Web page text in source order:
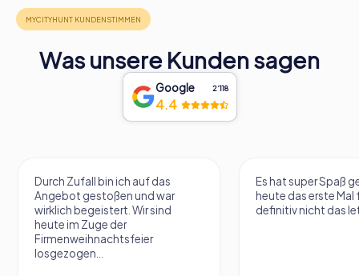
Was unsere Kunden sagen
Google 2‘118
4.4
Es hat super Spaß gemacht. War
heute das erste Mal für uns aber
definitiv nicht das letzte Mal ☺️
War sehr gut, hat
gemacht und man
Stadt kennen. Und